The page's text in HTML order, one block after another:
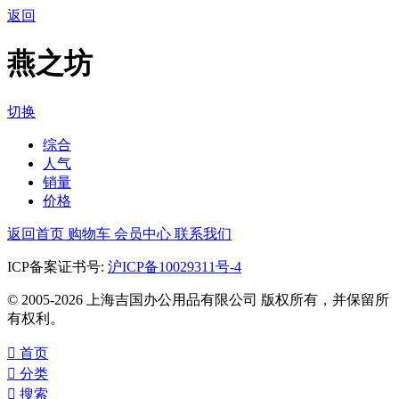
返回
燕之坊
切换
综合
人气
销量
价格
返回首页 购物车 会员中心 联系我们
ICP备案证书号: 沪ICP备10029311号-4
© 2005-2026 上海吉国办公用品有限公司 版权所有，并保留所
有权利。
 首页
 分类
 搜索